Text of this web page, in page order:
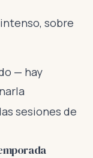
sobre
— hay
sesiones de